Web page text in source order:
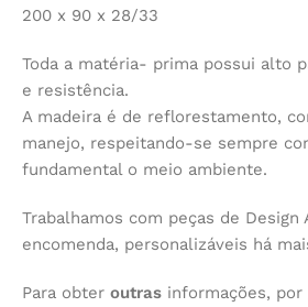
200 x 90 x 28/33
Toda a matéria- prima possui alto
e resistência.
A madeira é de reflorestamento,
manejo, respeitando-se sempre
fundamental o meio ambiente.
Trabalhamos com peças de Design
encomenda, personalizáveis há
Para obter outras informações,